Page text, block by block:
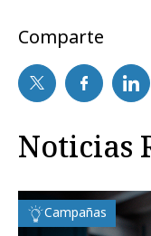
Comparte
Noticias
Campañas